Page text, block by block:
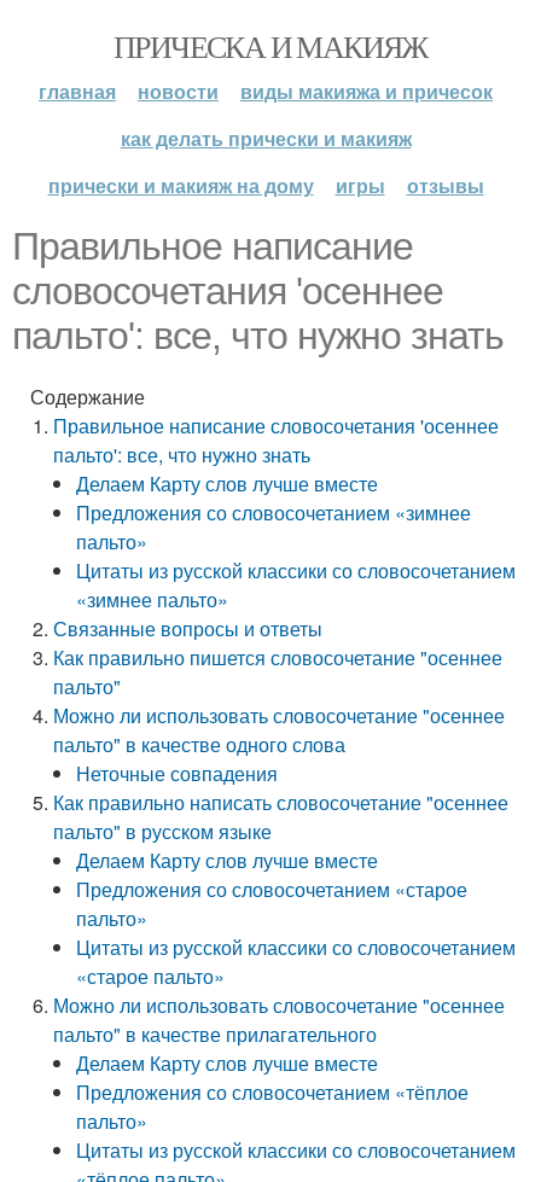
ПРИЧЕСКА И МАКИЯЖ
главная новости
виды макияжа и причесок
как делать прически и макияж
прически и макияж на дому
игры отзывы
Правильное написание
словосочетания 'осеннее
пальто': все, что нужно знать
Содержание
Правильное написание словосочетания 'осеннее
пальто': все, что нужно знать
Делаем Карту слов лучше вместе
Предложения со словосочетанием «зимнее
пальто»
Цитаты из русской классики со словосочетанием
«зимнее пальто»
Связанные вопросы и ответы
Как правильно пишется словосочетание "осеннее
пальто"
Можно ли использовать словосочетание "осеннее
пальто" в качестве одного слова
Неточные совпадения
Как правильно написать словосочетание "осеннее
пальто" в русском языке
Делаем Карту слов лучше вместе
Предложения со словосочетанием «старое
пальто»
Цитаты из русской классики со словосочетанием
«старое пальто»
Можно ли использовать словосочетание "осеннее
пальто" в качестве прилагательного
Делаем Карту слов лучше вместе
Предложения со словосочетанием «тёплое
пальто»
Цитаты из русской классики со словосочетанием